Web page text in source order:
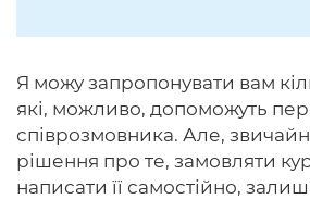
Я можу запропонувати вам
які, можливо, допоможуть
співрозмовника. Але,
рішення про те, замовляти
написати її самостійно,